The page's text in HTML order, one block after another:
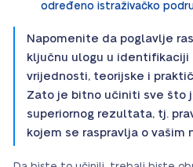
određeno istraživačko
Napomenite da poglavlje
ključnu ulogu u identifikaciji
vrijednosti, teorijske i
Zato je bitno učiniti sve što
superiornog rezultata, tj.
kojem se raspravlja o vašim